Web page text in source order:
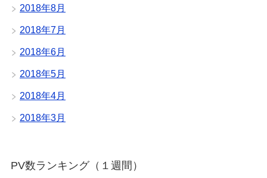
2018年8月
2018年7月
2018年6月
2018年5月
2018年4月
2018年3月
PV数ランキング（１週間）